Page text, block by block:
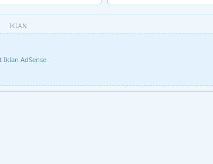
IKLAN
Iklan AdSense